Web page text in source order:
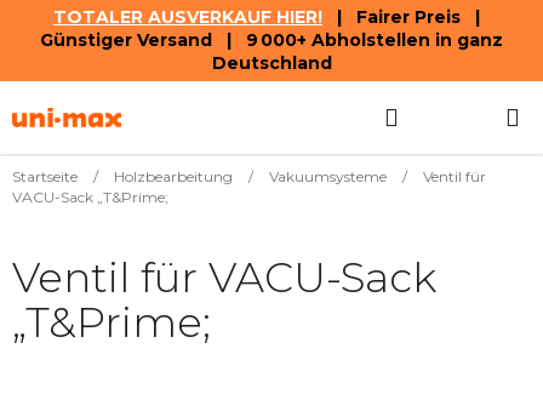
TOTALER AUSVERKAUF HIER! | Fairer Preis |
Günstiger Versand | 9 000+ Abholstellen in ganz
Deutschland
Inhalt
Startseite / Holzbearbeitung / Vakuumsysteme /
Ventil für
VACU-Sack „T&Prime;
Ventil für VACU-Sack
„T&Prime;